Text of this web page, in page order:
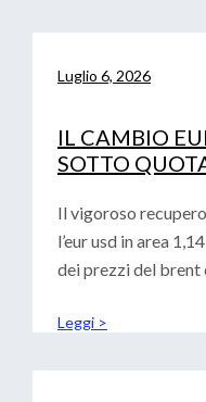
Luglio 6, 2026
IL CAMBIO
SOTTO
CURVA IRS
Il vigoroso
l’eur usd in area
dei prezzi del brent
Leggi >